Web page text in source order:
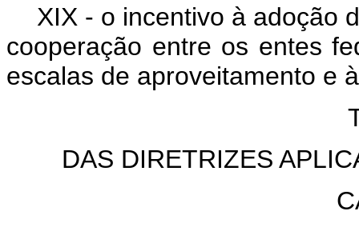
XIX - o incentivo à adoção
cooperação entre os entes
escalas de aproveitamento e
DAS DIRETRIZES